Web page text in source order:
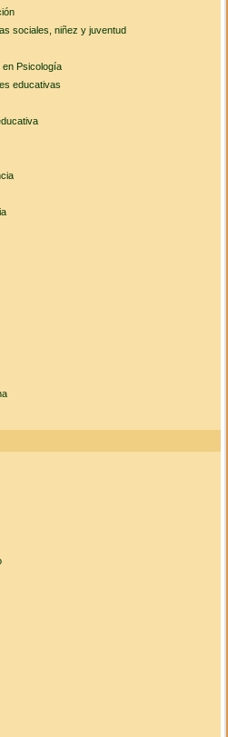
sociales, niñez y juventud
Psicología
educativas